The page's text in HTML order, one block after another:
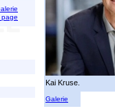
page
Kai Kruse.
Galerie